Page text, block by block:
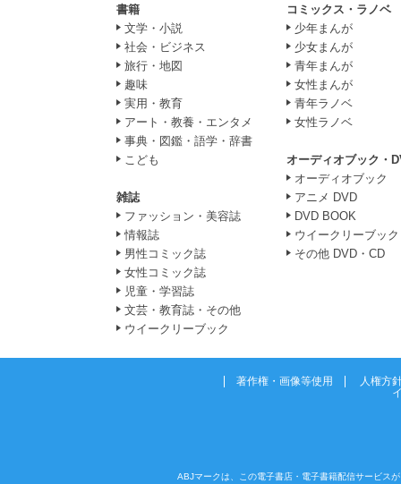
書籍
文学・小説
社会・ビジネス
旅行・地図
趣味
実用・教育
アート・教養・エンタメ
事典・図鑑・語学・辞書
こども
雑誌
ファッション・美容誌
情報誌
男性コミック誌
女性コミック誌
児童・学習誌
文芸・教育誌・その他
ウイークリーブック
コミックス・ラノベ
少年まんが
少女まんが
青年まんが
女性まんが
青年ラノベ
女性ラノベ
オーディオブック・
オーディオブック
アニメ DVD
DVD BOOK
ウイークリーブック
その他 DVD・CD
著作権・画像等使用
人権方
ABJマークは、この電子書店・電子書籍配信サービス